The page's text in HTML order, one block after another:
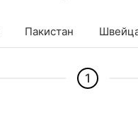
Пакистан
1